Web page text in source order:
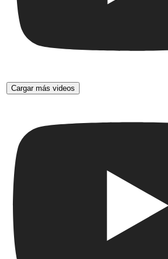
Cargar más videos